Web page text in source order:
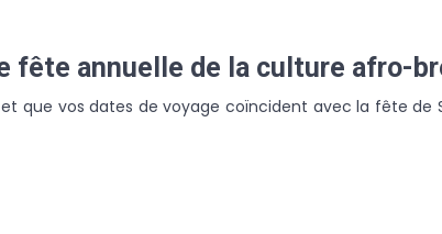
fête annuelle de la culture afro-
que vos dates de voyage coïncident avec la fête de